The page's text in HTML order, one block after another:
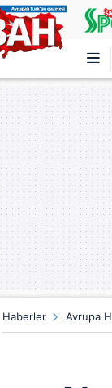
Türkiye'nin en iyi
Haberler Avrupa